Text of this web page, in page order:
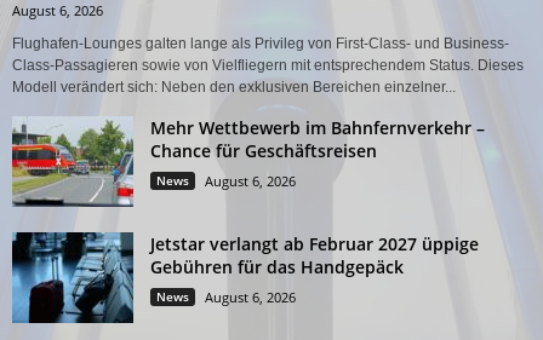
August 6, 2026
Flughafen-Lounges galten lange als Privileg von First-Class- und Business-
Class-Passagieren sowie von Vielfliegern mit entsprechendem Status. Dieses
Modell verändert sich: Neben den exklusiven Bereichen einzelner...
Mehr Wettbewerb im Bahnfernverkehr –
Chance für Geschäftsreisen
News August 6, 2026
Jetstar verlangt ab Februar 2027 üppige
Gebühren für das Handgepäck
News August 6, 2026